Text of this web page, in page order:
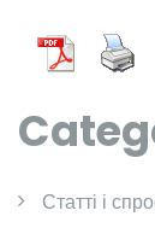
Cтатті і